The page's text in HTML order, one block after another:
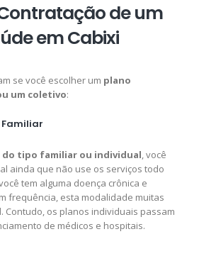
de um
em Cabixi
se você escolher um plano
um coletivo:
do tipo familiar ou individual, você
ainda que não use os serviços todo
tem alguma doença crônica e
frequência, esta modalidade muitas
Contudo, os planos individuais passam
de médicos e hospitais.